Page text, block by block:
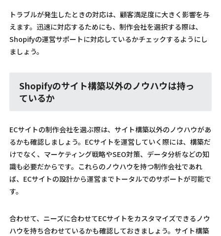
トラブルが発生したときの対応は、顧客満足度に大きく影響を与
えます。迅速に対応するためにも、制作会社を選択する際は、
Shopifyの運営サポートに対応しているかチェックするようにし
ましょう。
Shopifyのサイト構築以外のノウハウは持っ
ているか
ECサイトの制作会社を選ぶ際は、サイト構築以外のノウハウがあ
るかも確認しましょう。ECサイトを運営していく際には、構築だ
けでなく、マーケティング戦略やSEO対策、データ分析などの知
識も必要だからです。これらのノウハウを持つ制作会社であれ
ば、ECサイトの設計から運営までトータルでのサポートが可能で
す。
合わせて、ニーズに合わせてECサイトをカスタマイズできるノウ
ハウを持ち合わせているかも確認しておきましょう。サイト構築